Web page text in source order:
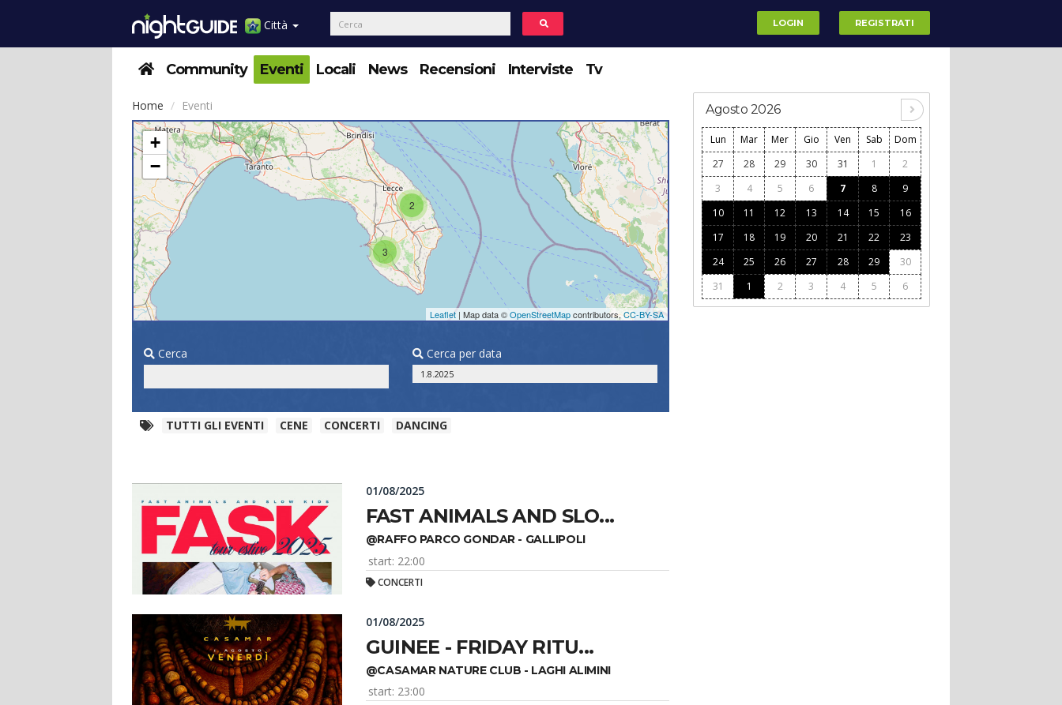
Città LOGIN REGISTRATI
Community Eventi Locali News Recensioni Interviste Tv
Home Eventi
2
3
+
−
Leaflet | Map data ©OpenStreetMapcontributors,CC-BY-SA
Cerca Cerca per data
TUTTI GLI EVENTI CENE CONCERTI DANCING
01/08/2025
FAST ANIMALS AND SLO...
@RAFFO PARCO GONDAR - GALLIPOLI
start: 22:00
CONCERTI
01/08/2025
GUINEE - FRIDAY RITU...
@CASAMAR NATURE CLUB - LAGHI ALIMINI
start: 23:00
Agosto 2026
Lun Mar Mer Gio Ven Sab
Dom
27
28 29 30 31 1
2
3
4 5 6 7 8
9
10
11 12 13 14 15
16
17
18 19 20 21 22
23
24
25 26 27 28 29
30
31
1 2 3 4 5 6